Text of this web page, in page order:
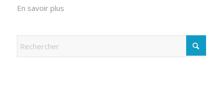
En savoir plus